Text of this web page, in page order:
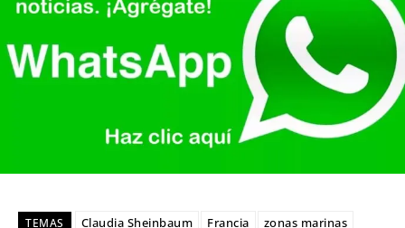
TEMAS Claudia Sheinbaum Francia zonas marinas